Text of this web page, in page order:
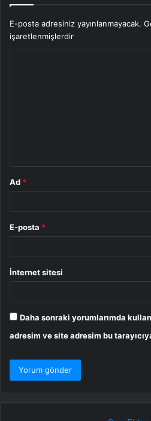
E-posta adresiniz yayınlanmayacak.
işaretlenmişlerdir
Ad *
E-posta *
İnternet sitesi
Daha sonraki yorumlarımda
adresim ve site adresim bu